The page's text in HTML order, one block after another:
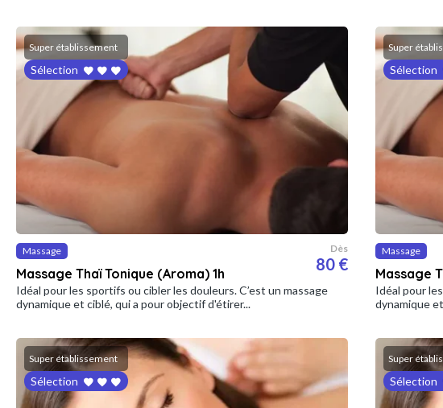
Super établissement
Sélection
Massage
Massage Thaï Tonique (Aroma) 1h
Dès
80 €
Idéal pour les sportifs ou cibler les douleurs. C’est un massage
dynamique et ciblé, qui a pour objectif d'étirer...
Super
Sélection
Massage
Massage
Idéal pour
dynamique
Super établissement
Sélection
Super
Sélection